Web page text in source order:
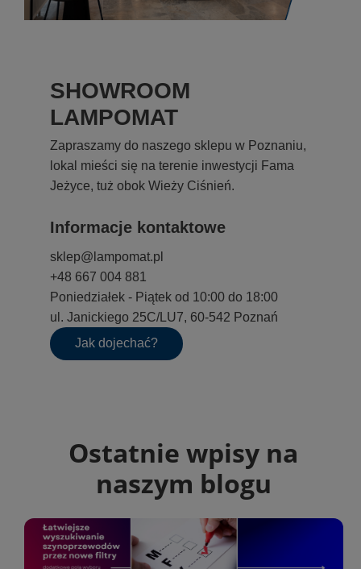
SHOWROOM
LAMPOMAT
Zapraszamy do naszego sklepu w Poznaniu,
lokal mieści się na terenie inwestycji Fama
Jeżyce, tuż obok Wieży Ciśnień.
Informacje kontaktowe
sklep@lampomat.pl
+48 667 004 881
Poniedziałek - Piątek od 10:00 do 18:00
ul. Janickiego 25C/LU7, 60-542 Poznań
Jak dojechać?
Ostatnie wpisy na
naszym blogu